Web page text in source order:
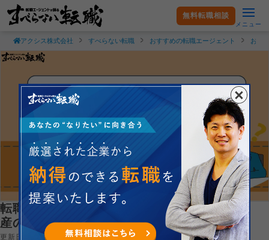
無料転職相談
メニュー
アクシス株式会社 すべらない転職 おすすめの転職エージェント おす
転職後の産休・ 育休はいつから？妊娠・出
産のタイミングも解説
更新日：2026.04.16